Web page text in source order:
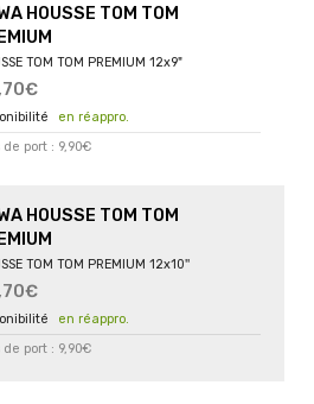
HOUSSE TOM TOM
TOM TOM PREMIUM 12x9"
en réappro.
port : 9,90€
HOUSSE TOM TOM
TOM TOM PREMIUM 12x10''
en réappro.
port : 9,90€